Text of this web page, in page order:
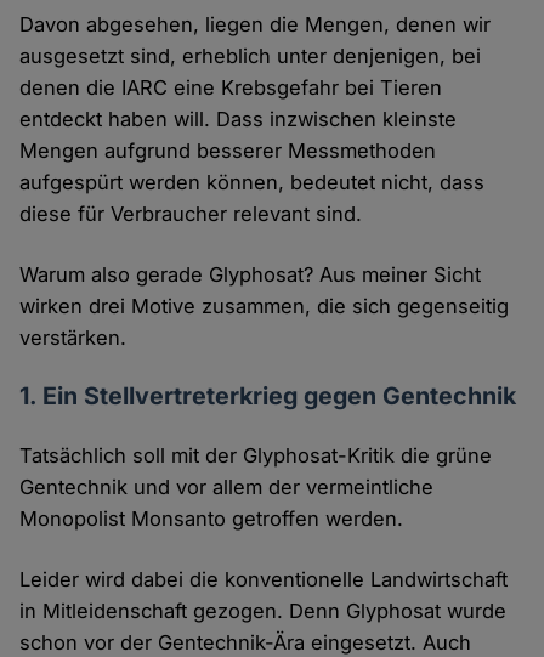
Davon abgesehen, liegen die Mengen, denen wir
ausgesetzt sind, erheblich unter denjenigen, bei
denen die IARC eine Krebsgefahr bei Tieren
entdeckt haben will. Dass inzwischen kleinste
Mengen aufgrund besserer Messmethoden
aufgespürt werden können, bedeutet nicht, dass
diese für Verbraucher relevant sind.
Warum also gerade Glyphosat? Aus meiner Sicht
wirken drei Motive zusammen, die sich gegenseitig
verstärken.
1. Ein Stellvertreterkrieg gegen Gentechnik
Tatsächlich soll mit der Glyphosat-Kritik die grüne
Gentechnik und vor allem der vermeintliche
Monopolist Monsanto getroffen werden.
Leider wird dabei die konventionelle Landwirtschaft
in Mitleidenschaft gezogen. Denn Glyphosat wurde
schon vor der Gentechnik-Ära eingesetzt. Auch